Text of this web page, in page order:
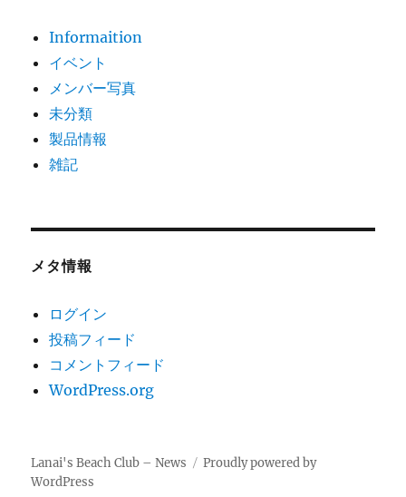
Informaition
イベント
メンバー写真
未分類
製品情報
雑記
メタ情報
ログイン
投稿フィード
コメントフィード
WordPress.org
Lanai's Beach Club – News
Proudly powered by
WordPress